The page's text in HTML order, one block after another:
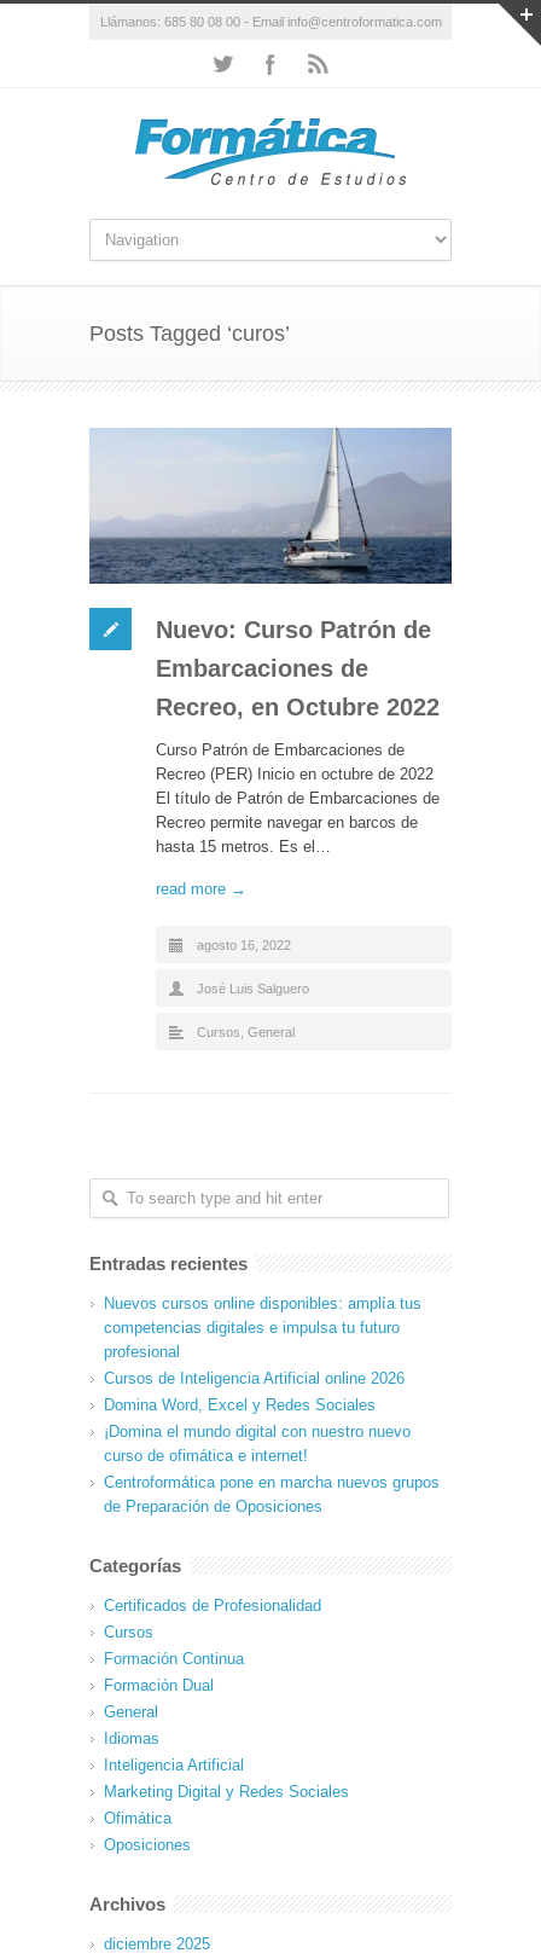
Llámanos: 685 80 08 00 - Email info@centroformatica.com
Posts Tagged ‘curos’
Nuevo: Curso Patrón de
Embarcaciones de
Recreo, en Octubre 2022
Curso Patrón de Embarcaciones de
Recreo (PER) Inicio en octubre de 2022
El título de Patrón de Embarcaciones de
Recreo permite navegar en barcos de
hasta 15 metros. Es el…
read more →
agosto 16, 2022
José Luis Salguero
Cursos General
Entradas recientes
Nuevos cursos online disponibles: amplía tus
competencias digitales e impulsa tu futuro
profesional
Cursos de Inteligencia Artificial online 2026
Domina Word, Excel y Redes Sociales
¡Domina el mundo digital con nuestro nuevo
curso de ofimática e internet!
Centroformática pone en marcha nuevos grupos
de Preparación de Oposiciones
Categorías
Certificados de Profesionalidad
Cursos
Formación Continua
Formación Dual
General
Idiomas
Inteligencia Artificial
Marketing Digital y Redes Sociales
Ofimática
Oposiciones
Archivos
diciembre 2025